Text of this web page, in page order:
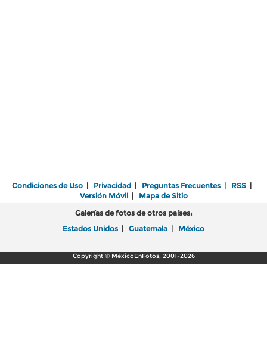
Condiciones de Uso | Privacidad | Preguntas Frecuentes | RSS |
Versión Móvil| Mapa de Sitio
Galerías de fotos de otros países:
Estados Unidos | Guatemala | México
Copyright © MéxicoEnFotos, 2001-2026